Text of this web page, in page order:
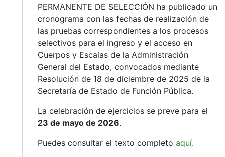
PERMANENTE DE SELECCIÓN ha publicado un
cronograma con las fechas de realización de
las pruebas correspondientes a los procesos
selectivos para el ingreso y el acceso en
Cuerpos y Escalas de la Administración
General del Estado, convocados mediante
Resolución de 18 de diciembre de 2025 de la
Secretaría de Estado de Función Pública.
La celebración de ejercicios se preve para el
23 de mayo de 2026.
Puedes consultar el texto completo aquí.